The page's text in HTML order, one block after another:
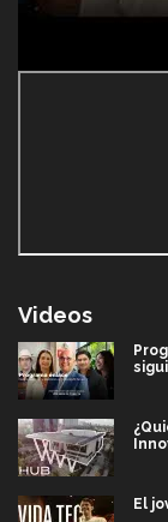
Videos
El